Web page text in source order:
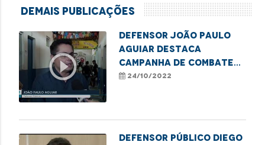
Demais Publicações
play_circle_outline
Defensor João Paulo
Aguiar destaca
campanha de combate
ao sub-registro em
24/10/2022
Defensor público Diego